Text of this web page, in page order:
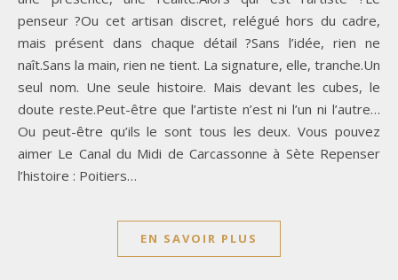
penseur ?Ou cet artisan discret, relégué hors du cadre,
mais présent dans chaque détail ?Sans l’idée, rien ne
naît.Sans la main, rien ne tient. La signature, elle, tranche.Un
seul nom. Une seule histoire. Mais devant les cubes, le
doute reste.Peut-être que l’artiste n’est ni l’un ni l’autre…
Ou peut-être qu’ils le sont tous les deux. Vous pouvez
aimer Le Canal du Midi de Carcassonne à Sète Repenser
l’histoire : Poitiers…
EN SAVOIR PLUS